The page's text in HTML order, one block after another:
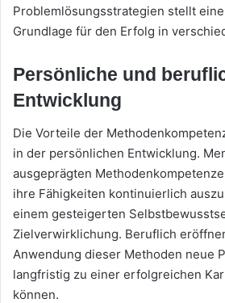
Problemlösungsstrategien stellt
Grundlage für den Erfolg in
Persönliche und
Entwicklung
Die Vorteile der
in der persönlichen Entwicklung.
ausgeprägten
ihre Fähigkeiten kontinuierlich
einem gesteigerten
Zielverwirklichung. Beruflich
Anwendung dieser Methoden neue
langfristig zu einer erfolgreichen
können.